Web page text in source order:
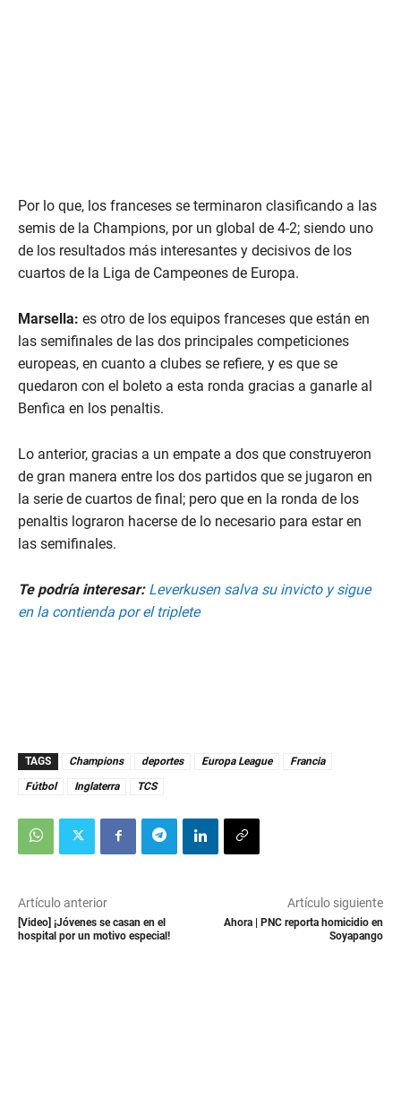
Por lo que, los franceses se terminaron clasificando a las
semis de la Champions, por un global de 4-2; siendo uno
de los resultados más interesantes y decisivos de los
cuartos de la Liga de Campeones de Europa.
Marsella: es otro de los equipos franceses que están en
las semifinales de las dos principales competiciones
europeas, en cuanto a clubes se refiere, y es que se
quedaron con el boleto a esta ronda gracias a ganarle al
Benfica en los penaltis.
Lo anterior, gracias a un empate a dos que construyeron
de gran manera entre los dos partidos que se jugaron en
la serie de cuartos de final; pero que en la ronda de los
penaltis lograron hacerse de lo necesario para estar en
las semifinales.
Te podría interesar: Leverkusen salva su invicto y sigue
en la contienda por el triplete
TAGS Champions deportes Europa League
Francia
Fútbol
Inglaterra TCS
Artículo anterior
[Video] ¡Jóvenes se casan en el
hospital por un motivo especial!
Artículo siguiente
Ahora | PNC reporta homicidio en
Soyapango